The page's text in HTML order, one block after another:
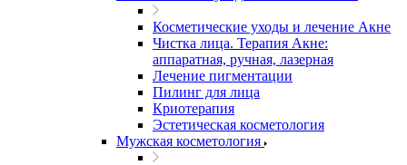
Косметические уходы и лечение Акне
Чистка лица. Терапия Акне:
аппаратная, ручная, лазерная
Лечение пигментации
Пилинг для лица
Криотерапия
Эстетическая косметология
Мужская косметология